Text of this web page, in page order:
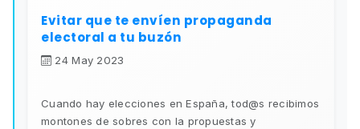
Evitar que te envíen propaganda
electoral a tu buzón
24 May 2023
Cuando hay elecciones en España, tod@s recibimos
montones de sobres con la propuestas y